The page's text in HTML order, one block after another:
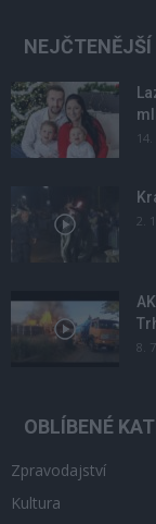
2.
8.
OBLÍBENÉ
Zpravodajství
Kultura